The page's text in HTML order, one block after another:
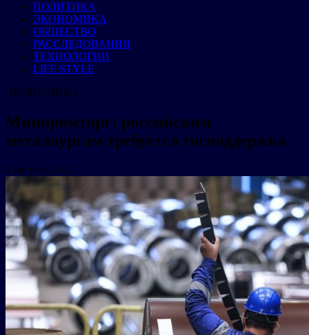
ПОЛИТИКА
ЭКОНОМИКА
ОБЩЕСТВО
РАССЛЕДОВАНИЯ
ТЕХНОЛОГИИ
LIFE STYLE
ЭКОНОМИКА
Минпромторг: российским
металлургам требуется господдержка
1 августа 2022